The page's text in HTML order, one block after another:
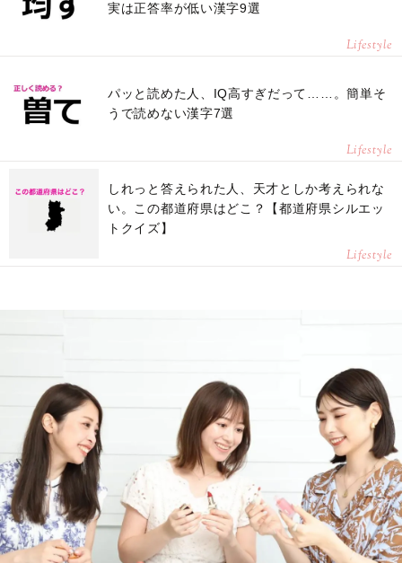
実は正答率が低い漢字9選
Lifestyle
パッと読めた人、IQ高すぎだって……。簡単そ
うで読めない漢字7選
Lifestyle
しれっと答えられた人、天才としか考えられな
い。この都道府県はどこ？【都道府県シルエッ
トクイズ】
Lifestyle